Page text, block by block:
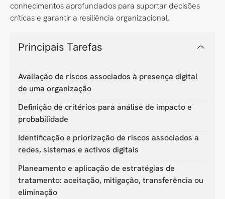
conhecimentos aprofundados para suportar decisões
críticas e garantir a resiliência organizacional.
Principais Tarefas
Avaliação de riscos associados à presença digital
de uma organização
Definição de critérios para análise de impacto e
probabilidade
Identificação e priorização de riscos associados a
redes, sistemas e activos digitais
Planeamento e aplicação de estratégias de
tratamento: aceitação, mitigação, transferência ou
eliminação